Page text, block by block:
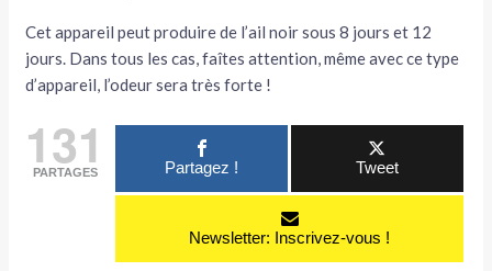
Cet appareil peut produire de l’ail noir sous 8 jours et 12
jours. Dans tous les cas, faîtes attention, même avec ce type
d’appareil, l’odeur sera très forte !
131
PARTAGES Partagez ! Tweet
Newsletter: Inscrivez-vous !